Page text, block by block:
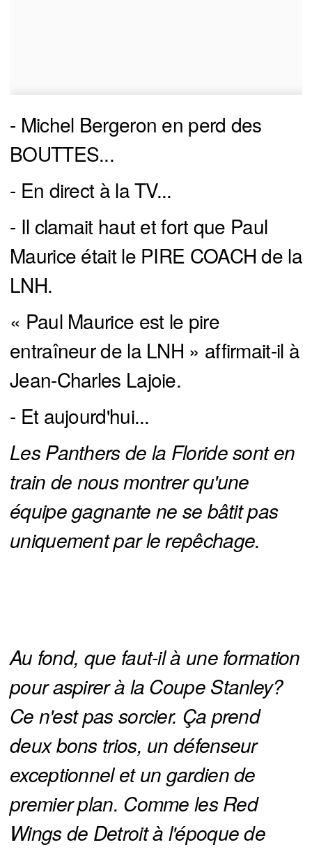
- Michel Bergeron en perd des
BOUTTES...
- En direct à la TV...
- Il clamait haut et fort que Paul
Maurice était le PIRE COACH de la
LNH.
« Paul Maurice est le pire
entraîneur de la LNH » affirmait-il à
Jean-Charles Lajoie.
- Et aujourd'hui...
Les Panthers de la Floride sont en
train de nous montrer qu'une
équipe gagnante ne se bâtit pas
uniquement par le repêchage.
Au fond, que faut-il à une formation
pour aspirer à la Coupe Stanley?
Ce n'est pas sorcier. Ça prend
deux bons trios, un défenseur
exceptionnel et un gardien de
premier plan. Comme les Red
Wings de Detroit à l'époque de